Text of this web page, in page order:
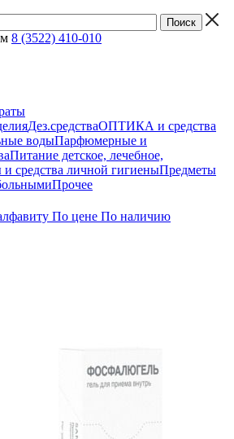
8 (3522) 410-010
Дез.средстваОПТИКА и средства
водыПарфюмерные и
Питание детское, лечебное,
средства личной гигиеныПредметы
Прочее
По цене По наличию